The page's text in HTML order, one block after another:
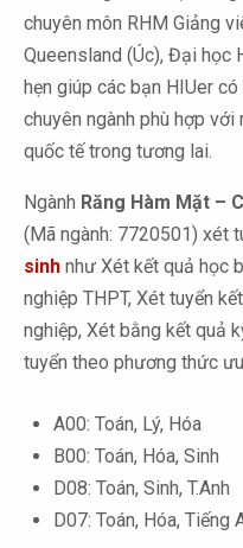
chuyên môn RHM Giảng
Queensland (Úc), Đại học
hẹn giúp các bạn HIUer
chuyên ngành phù hợp
quốc tế trong tương lai.
Ngành Răng Hàm Mặt –
(Mã ngành: 7720501) xét
sinh như Xét kết quả học
nghiệp THPT, Xét tuyển
nghiệp, Xét bằng kết quả
tuyển theo phương thức
A00: Toán, Lý, Hóa
B00: Toán, Hóa, Sinh
D08: Toán, Sinh, T.Anh
D07: Toán, Hóa, Tiếng